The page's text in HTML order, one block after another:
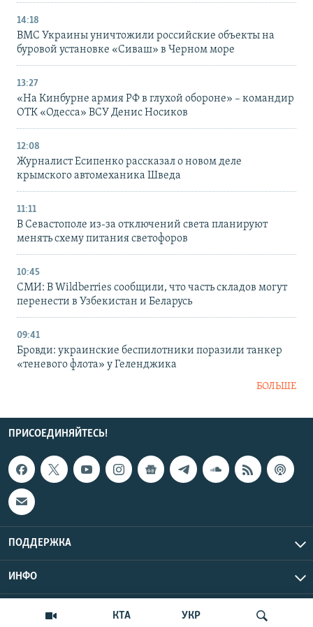
КТА УКР
14:18
ВМС Украины уничтожили российские объекты на
буровой установке «Сиваш» в Черном море
13:27
«На Кинбурне армия РФ в глухой обороне» – командир
ОТК «Одесса» ВСУ Денис Носиков
12:08
Журналист Есипенко рассказал о новом деле
крымского автомеханика Шведа
11:11
В Севастополе из-за отключений света планируют
менять схему питания светофоров
10:45
СМИ: В Wildberries сообщили, что часть складов могут
перенести в Узбекистан и Беларусь
09:41
Бровди: украинские беспилотники поразили танкер
«теневого флота» у Геленджика
БОЛЬШЕ
ПРИСОЕДИНЯЙТЕСЬ!
ПОДДЕРЖКА
ИНФО
Copyright Крым.Реалии, 2026 | Все права защищены.
UTC+3